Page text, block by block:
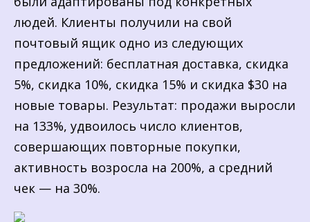
людей. Клиенты получили на свой
почтовый ящик одно из следующих
предложений: бесплатная доставка, скидка
5%, скидка 10%, скидка 15% и скидка $30 на
новые товары. Результат: продажи выросли
на 133%, удвоилось число клиентов,
совершающих повторные покупки,
активность возросла на 200%, а средний
чек — на 30%.